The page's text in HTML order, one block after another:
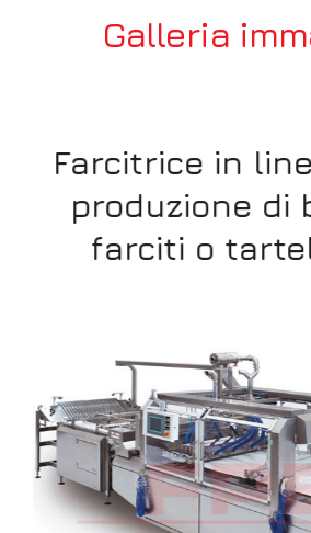
Galleria
Farcitrice in
produzione di
farciti o